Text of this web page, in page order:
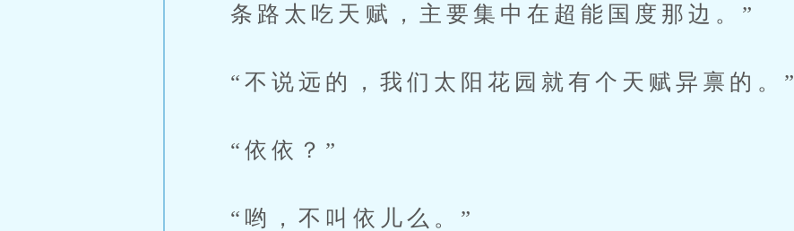
条路太吃天赋，主要集中在超能国度那边。”
“不说远的，我们太阳花园就有个天赋异禀的。”
“依依？”
“哟，不叫依儿么。”